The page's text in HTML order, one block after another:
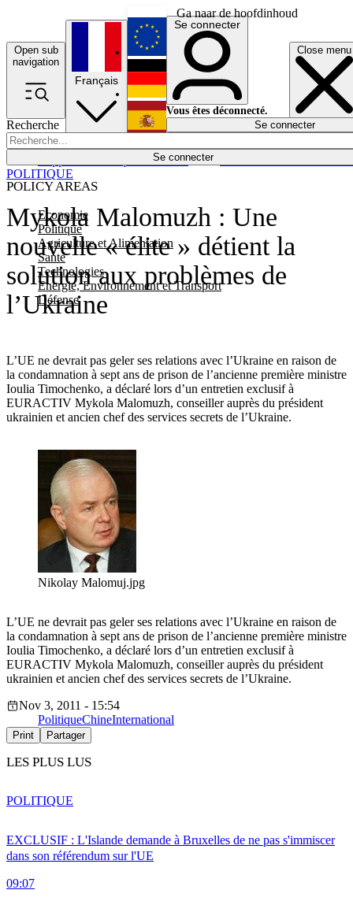
Ga naar de hoofdinhoud
Open sub
navigation
Close menu
Recherche
Se connecter
POLICY AREAS
Economie
Politique
Agriculture et Alimentation
Santé
Technologies
Energie, Environnement et Transport
Défense
Économie
Français
English
Deutsch
Español
Se connecter
Vous êtes déconnecté.
Se connecter
Mykola Malomuzh : Une
nouvelle « élite » détient la
solution aux problèmes de
l’Ukraine
L’UE ne devrait pas geler ses relations avec l’Ukraine en raison de
la condamnation à sept ans de prison de l’ancienne première ministre
Ioulia Timochenko, a déclaré lors d’un entretien exclusif à
EURACTIV Mykola Malomuzh, conseiller auprès du président
ukrainien et ancien chef des services secrets de l’Ukraine.
POLITIQUE
Nikolay Malomuj.jpg
L’UE ne devrait pas geler ses relations avec l’Ukraine en raison de
la condamnation à sept ans de prison de l’ancienne première ministre
Ioulia Timochenko, a déclaré lors d’un entretien exclusif à
EURACTIV Mykola Malomuzh, conseiller auprès du président
ukrainien et ancien chef des services secrets de l’Ukraine.
Nov 3, 2011 - 15:54
PolitiqueChineInternational
Print Partager
LES PLUS LUS
EXCLUSIF : L'Islande demande à Bruxelles de ne pas s'immiscer
dans son référendum sur l'UE
09:07
POLITIQUE